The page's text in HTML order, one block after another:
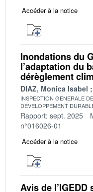
Accéder à la notice
Inondations du
l’adaptation du
dérèglement
DIAZ, Monica Isabel
INSPECTION GENERALE
DEVELOPPEMENT
Rapport: sept. 2025
n°016026-01
Accéder à la notice
Avis de